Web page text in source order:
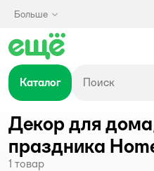
Больше
Каталог
Декор для
праздника
1 товар